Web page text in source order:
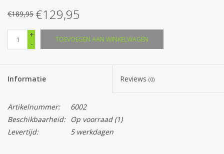
€189,95 €129,95
+
-
TOEVOEGEN AAN WINKELWAGEN
Informatie Reviews (0)
Artikelnummer:
6002
Beschikbaarheid:
Op voorraad(1)
Levertijd:
5 werkdagen